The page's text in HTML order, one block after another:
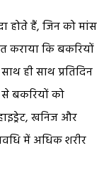
होते हैं, जिन को मांस
कराया कि बकरियों
ही साथ प्रतिदिन
से बकरियों को
खनिज और
में अधिक शरीर